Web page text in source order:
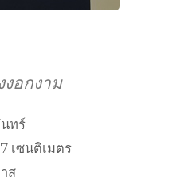
งอกงาม
ทร์
เซนติเมตร
ส